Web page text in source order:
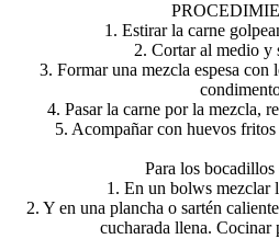
1. Estirar la carne
2. Cortar al medio y
3. Formar una mezcla espesa con
4. Pasar la carne por la mezcla,
5. Acompañar con huevos
Para los bocadillos
1. En un bolws mezclar
2. Y en una plancha o sartén
cucharada llena. Cocinar